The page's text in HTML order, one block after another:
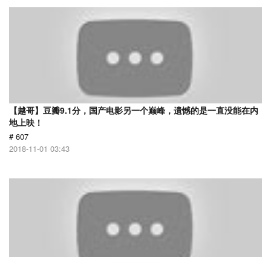
【越哥】豆瓣9.1分，国产电影另一个巅峰，遗憾的是一直没能在内
地上映！
# 607
2018-11-01 03:43